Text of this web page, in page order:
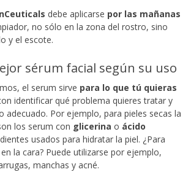
debe aplicarse por las mañanas
no sólo en la zona del rostro, sino
y el escote.
sérum facial según su uso
el serum sirve para lo que tú quieras
identificar qué problema quieres tratar y
adecuado. Por ejemplo, para pieles secas la
los serum con glicerina o ácido
usados para hidratar la piel. ¿Para
la cara? Puede utilizarse por ejemplo,
manchas y acné.